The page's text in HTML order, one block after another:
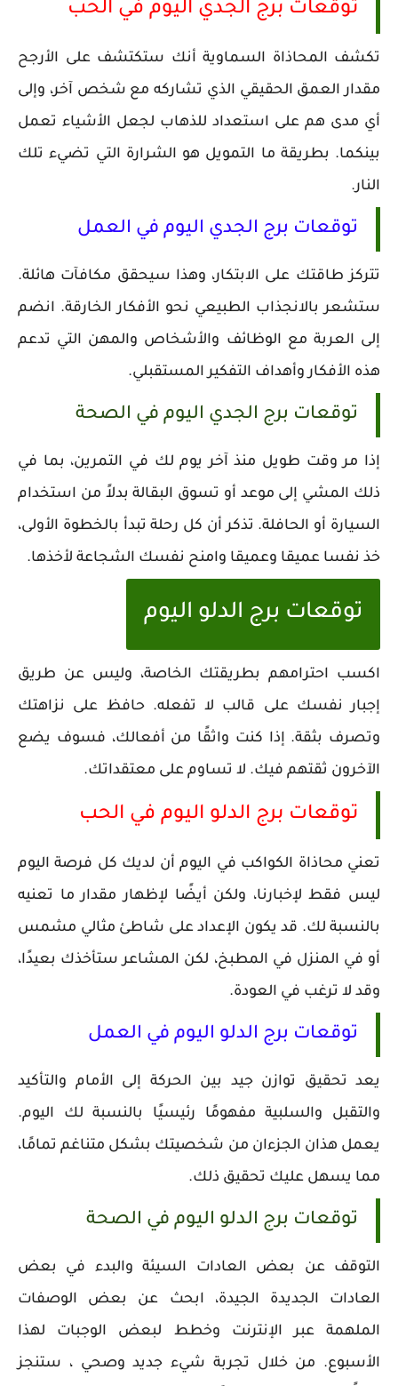
توقعات برج الجدي اليوم في الحب
تكشف المحاذاة السماوية أنك ستكتشف على الأرجح
مقدار العمق الحقيقي الذي تشاركه مع شخص آخر، وإلى
أي مدى هم على استعداد للذهاب لجعل الأشياء تعمل
بينكما. بطريقة ما التمويل هو الشرارة التي تضيء تلك
النار.
توقعات برج الجدي اليوم في العمل
تتركز طاقتك على الابتكار، وهذا سيحقق مكافآت هائلة.
ستشعر بالانجذاب الطبيعي نحو الأفكار الخارقة. انضم
إلى العربة مع الوظائف والأشخاص والمهن التي تدعم
هذه الأفكار وأهداف التفكير المستقبلي.
توقعات برج الجدي اليوم في الصحة
إذا مر وقت طويل منذ آخر يوم لك في التمرين، بما في
ذلك المشي إلى موعد أو تسوق البقالة بدلاً من استخدام
السيارة أو الحافلة. تذكر أن كل رحلة تبدأ بالخطوة الأولى،
خذ نفسا عميقا وعميقا وامنح نفسك الشجاعة لأخذها.
توقعات برج الدلو اليوم
اكسب احترامهم بطريقتك الخاصة، وليس عن طريق
إجبار نفسك على قالب لا تفعله. حافظ على نزاهتك
وتصرف بثقة. إذا كنت واثقًا من أفعالك، فسوف يضع
الآخرون ثقتهم فيك. لا تساوم على معتقداتك.
توقعات برج الدلو اليوم في الحب
تعني محاذاة الكواكب في اليوم أن لديك كل فرصة اليوم
ليس فقط لإخبارنا، ولكن أيضًا لإظهار مقدار ما تعنيه
بالنسبة لك. قد يكون الإعداد على شاطئ مثالي مشمس
أو في المنزل في المطبخ، لكن المشاعر ستأخذك بعيدًا،
وقد لا ترغب في العودة.
توقعات برج الدلو اليوم في العمل
يعد تحقيق توازن جيد بين الحركة إلى الأمام والتأكيد
والتقبل والسلبية مفهومًا رئيسيًا بالنسبة لك اليوم.
يعمل هذان الجزءان من شخصيتك بشكل متناغم تمامًا،
مما يسهل عليك تحقيق ذلك.
توقعات برج الدلو اليوم في الصحة
التوقف عن بعض العادات السيئة والبدء في بعض
العادات الجديدة الجيدة، ابحث عن بعض الوصفات
الملهمة عبر الإنترنت وخطط لبعض الوجبات لهذا
الأسبوع. من خلال تجربة شيء جديد وصحي ، ستنجز